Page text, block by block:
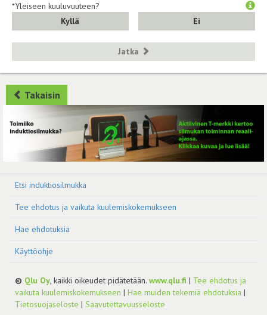
*Yleiseen kuuluvuuteen?
Kyllä
Ei
Jatka
Takaisin
Etsi induktiosilmukka
Tee ehdotus ja vaikuta kuulemiskokemukseen
Hae ehdotuksia
Käyttöohje
© Qlu Oy, kaikki oikeudet pidätetään. www.qlu.fi | Tee ehdotus ja
vaikuta kuulemiskokemukseen | Hae muiden tekemiä ehdotuksia |
Tietosuojaseloste | Saavutettavuusseloste